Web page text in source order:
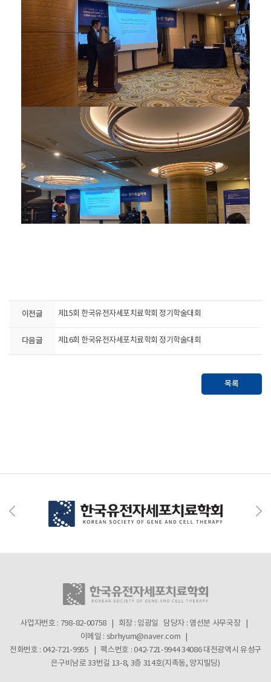
이전글 제15회 한국유전자세포치료학회 정기학술대회
다음글 제16회 한국유전자세포치료학회 정기학술대회
목록
사업자번호 : 798-82-00758 | 회장 : 임광일 담당자 : 염선분 사무국장 |
이메일 : sbrhyum@naver.com |
전화번호 : 042-721-9955 | 팩스번호 : 042-721-994434086 대전광역시 유성구
은구비남로 33번길 13-8, 3층 314호(지족동, 양지빌딩)